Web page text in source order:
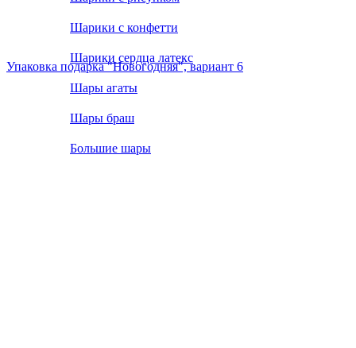
Шарики с конфетти
Шарики сердца латекс
Шары агаты
Шары браш
Большие шары
Упаковка подарка "Новогодняя", вариант 6